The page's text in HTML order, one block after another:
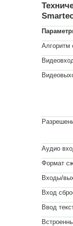
Алгоритм
Аудио
Формат
Входы/
Вход
Ввод